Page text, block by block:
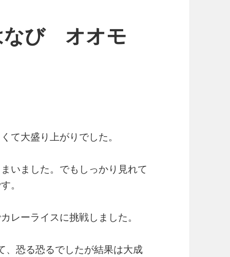
び オオモ
て大盛り上がりでした。
いました。でもしっかり見れて
。
レーライスに挑戦しました。
、恐る恐るでしたが結果は大成